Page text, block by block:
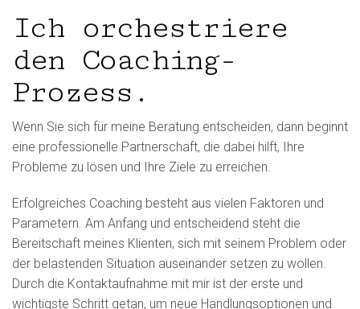
Ich orchestriere
den Coaching-
Prozess.
Wenn Sie sich für meine Beratung entscheiden, dann beginnt
eine professionelle Partnerschaft, die dabei hilft, Ihre
Probleme zu lösen und Ihre Ziele zu erreichen.
Erfolgreiches Coaching besteht aus vielen Faktoren und
Parametern. Am Anfang und entscheidend steht die
Bereitschaft meines Klienten, sich mit seinem Problem oder
der belastenden Situation auseinander setzen zu wollen.
Durch die Kontaktaufnahme mit mir ist der erste und
wichtigste Schritt getan, um neue Handlungsoptionen und